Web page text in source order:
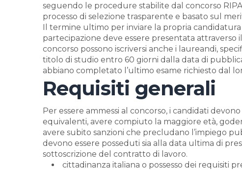
seguendo le procedure stabilite dal concorso
processo di selezione trasparente e basato sul
Il termine ultimo per inviare la propria candidatura
partecipazione deve essere presentata attraverso
concorso possono iscriversi anche i laureandi,
titolo di studio entro 60 giorni dalla data di
abbiano completato l’ultimo esame richiesto dal
Requisiti generali
Per essere ammessi al concorso, i candidati
equivalenti, avere compiuto la maggiore età,
avere subito sanzioni che precludano l’impiego
devono essere posseduti sia alla data ultima di
sottoscrizione del contratto di lavoro.
cittadinanza italiana o possesso dei requisiti